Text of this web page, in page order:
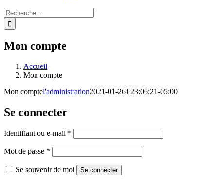
Recherche
de
:
Mon compte
Accueil
Mon compte
Mon comptel'administration2021-01-26T23:06:21-05:00
Se connecter
Identifiant ou e-mail *
Mot de passe *
Se souvenir de moi Se connecter